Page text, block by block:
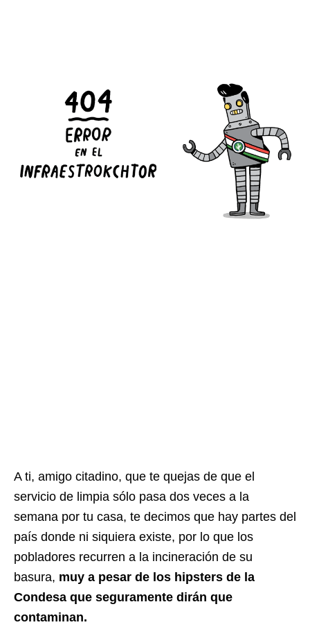
A ti, amigo citadino, que te quejas de que el
servicio de limpia sólo pasa dos veces a la
semana por tu casa, te decimos que hay partes del
país donde ni siquiera existe, por lo que los
pobladores recurren a la incineración de su
basura, muy a pesar de los hipsters de la
Condesa que seguramente dirán que
contaminan.